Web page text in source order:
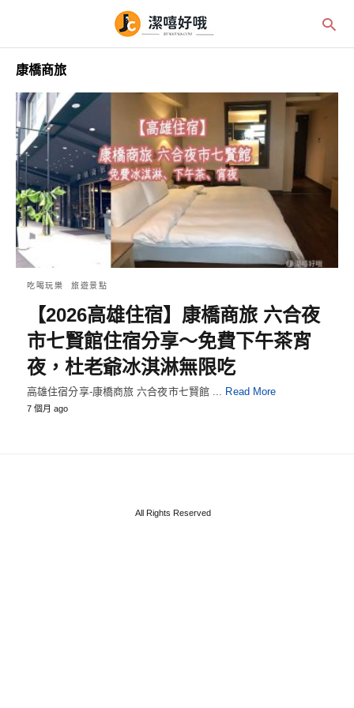
康橋商旅
吃喝玩樂 旅遊景點
【2026高雄住宿】康橋商旅 六合夜
市七賢館住宿分享～免費下午茶宵
夜，杜老爺冰淇淋無限吃
高雄住宿分享-康橋商旅 六合夜市七賢館 ... Read More
7 個月 ago
All Rights Reserved